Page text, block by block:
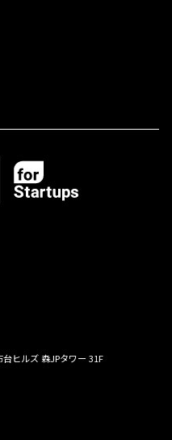
ヒルズ 森JPタワー 31F